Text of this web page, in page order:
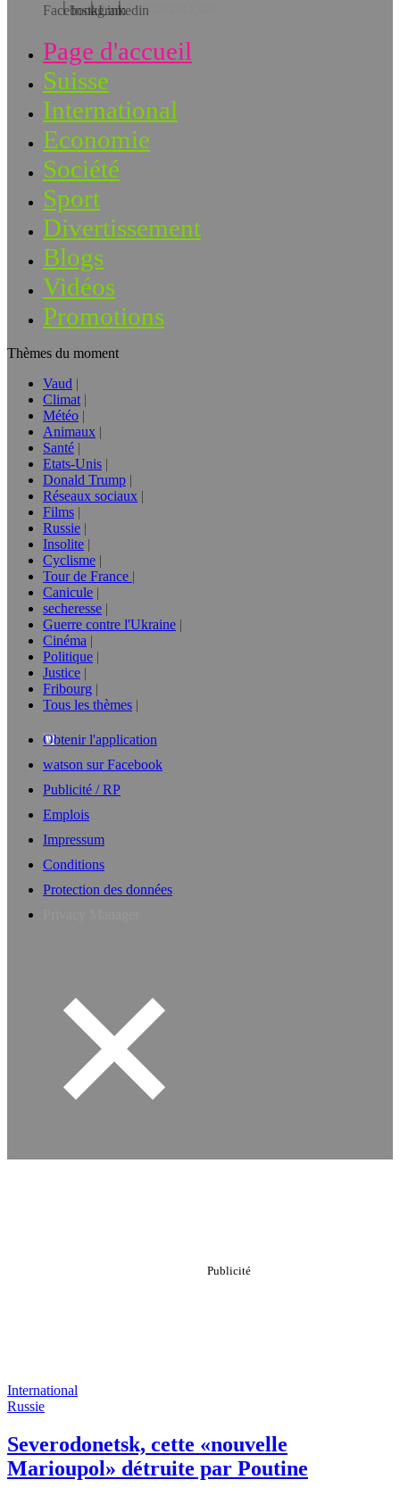
Téléchargez l’app!
Page d'accueil
Suisse
International
Economie
Société
Sport
Divertissement
Blogs
Vidéos
Promotions
Thèmes du moment
Vaud
Climat
Météo
Animaux
Santé
Etats-Unis
Donald Trump
Réseaux sociaux
Films
Russie
Insolite
Cyclisme
Tour de France
Canicule
secheresse
Guerre contre l'Ukraine
Cinéma
Politique
Justice
Fribourg
Tous les thèmes
Obtenir l'application
watson sur Facebook
Publicité / RP
Emplois
Impressum
Conditions
Protection des données
International
Russie
Severodonetsk, cette «nouvelle
Marioupol» détruite par Poutine